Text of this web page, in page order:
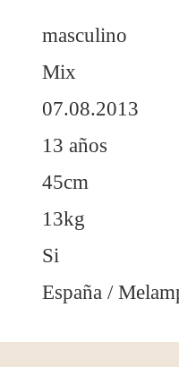
masculino
Mix
07.08.2013
13 años
45cm
13kg
Si
España /